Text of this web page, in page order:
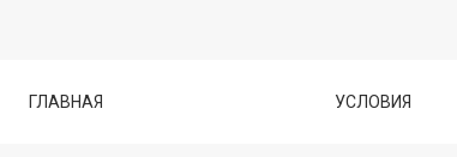
ГЛАВНАЯ УСЛОВИЯ